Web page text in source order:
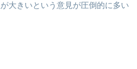
大きいという意見が圧倒的に多い